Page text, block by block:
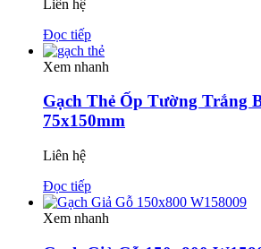
Liên hệ
Đọc tiếp
Xem nhanh
Gạch Thẻ Ốp Tường Trắng
75x150mm
Liên hệ
Đọc tiếp
Xem nhanh